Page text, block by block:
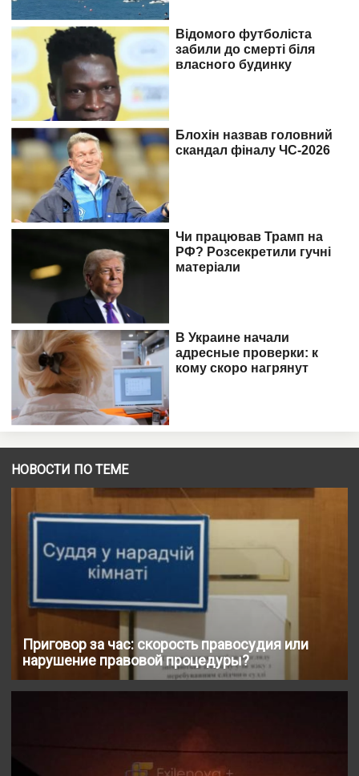
НОВОСТИ ПО ТЕМЕ
Приговор за час: скорость правосудия или
нарушение правовой процедуры?